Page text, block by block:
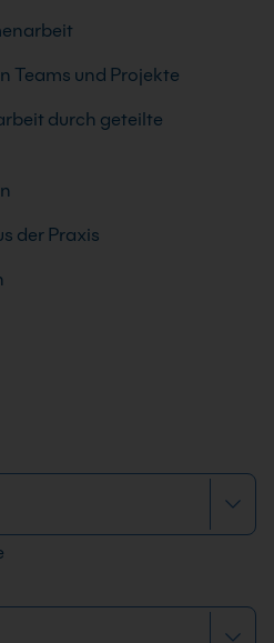
Teams und Projekte
durch geteilte
der Praxis